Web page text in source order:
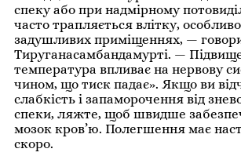
спеку або при надмірному
часто трапляється влітку,
задушливих приміщеннях, —
Тируганасамбандамурті. —
температура впливає на нервову
чином, що тиск падає». Якщо ви
слабкість і запаморочення від
спеки, ляжте, щоб швидше
мозок кров’ю. Полегшення має
скоро.